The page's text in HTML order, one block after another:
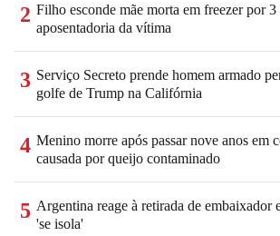
2 Filho esconde mãe morta em freezer por 3
aposentadoria da vítima
3 Serviço Secreto prende homem armado
golfe de Trump na Califórnia
4 Menino morre após passar nove anos em
causada por queijo contaminado
5 Argentina reage à retirada de embaixador
'se isola'